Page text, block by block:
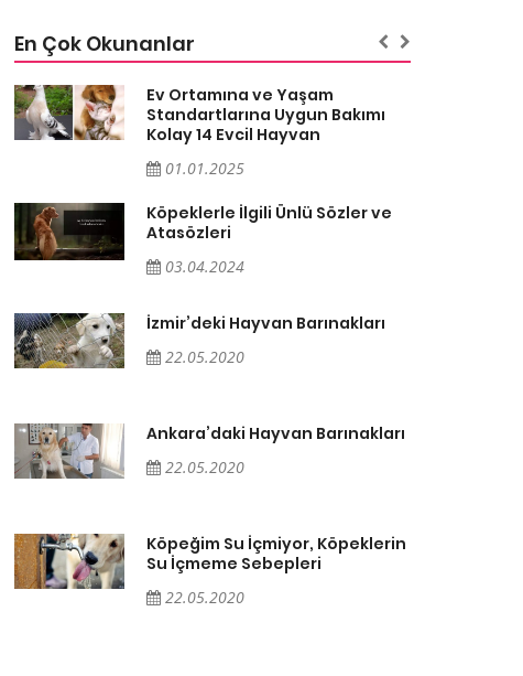
En Çok Okunanlar
Ev Ortamına ve Yaşam
Standartlarına Uygun Bakımı
Kolay 14 Evcil Hayvan
01.01.2025
Köpeklerle İlgili Ünlü Sözler ve
Atasözleri
03.04.2024
İzmir’deki Hayvan Barınakları
22.05.2020
Ankara’daki Hayvan Barınakları
22.05.2020
Köpeğim Su İçmiyor, Köpeklerin
Su İçmeme Sebepleri
22.05.2020